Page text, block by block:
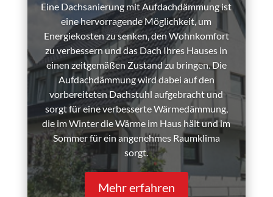
Eine Dachsanierung mit Aufdachdämmung ist
eine hervorragende Möglichkeit, um
Energiekosten zu senken, den Wohnkomfort
zu verbessern und das Dach Ihres Hauses in
einen zeitgemäßen Zustand zu bringen. Die
Aufdachdämmung wird dabei auf den
vorbereiteten Dachstuhl aufgebracht und
sorgt für eine verbesserte Wärmedämmung,
die im Winter die Wärme im Haus hält und im
Sommer für ein angenehmes Raumklima
sorgt.
Mehr erfahren